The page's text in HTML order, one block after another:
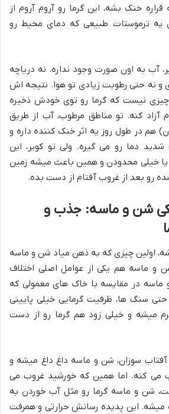
خنک بشه، این گرما رو آروم آروم از
یه ترموستات طبیعی که دمای محیط رو
آب به اون صورت وجود نداره. نه دریاچه
و نه حتی رطوبت زیادی تو هوا. نتیجه اش
نیست که گرما رو توی خودش ذخیره
آزاد کنه. تو مناطق مرطوب، آب از طریق
هم در طول روز یه اثر خنک کننده داره و
دما رو می گیره. ولی تو کویر، این
یا خیلی محدودن و همین باعث میشه زمین
رو بعد از غروب آفتام از دست بده.
شن و ماسه: جذب و
اولین چیزی که به ذهن میاد شن و ماسه
ماسه هم یکی از عوامل اصلی اختلاف
در مقایسه با خاک های معمولی که
سنگ ها، ظرفیت گرمایی خیلی پایینی
میشه و خیلی زود هم گرما رو از دست
آفتاب سوزان، شن و ماسه داغ داغ میشه و
می کنه. اما همین که خورشید غروب می
شن و ماسه گرما رو مثل آب خوردن به
این پدیده رسانش حرارتی و همرفت